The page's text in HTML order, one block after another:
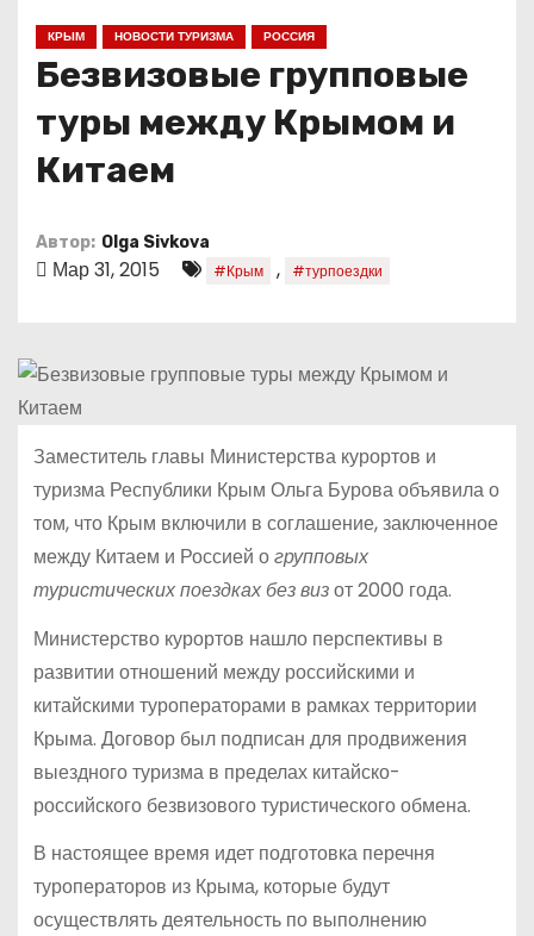
КРЫМ НОВОСТИ ТУРИЗМА РОССИЯ
Безвизовые групповые
туры между Крымом и
Китаем
Автор: Olga Sivkova
Мар 31, 2015 #Крым , #турпоездки
Заместитель главы Министерства курортов и
туризма Республики Крым Ольга Бурова объявила о
том, что Крым включили в соглашение, заключенное
между Китаем и Россией огрупповых
туристических поездках без визот 2000 года.
Министерство курортов нашло перспективы в
развитии отношений между российскими и
китайскими туроператорами в рамках территории
Крыма. Договор был подписан для продвижения
выездного туризма в пределах китайско-
российского безвизового туристического обмена.
В настоящее время идет подготовка перечня
туроператоров из Крыма, которые будут
осуществлять деятельность по выполнению